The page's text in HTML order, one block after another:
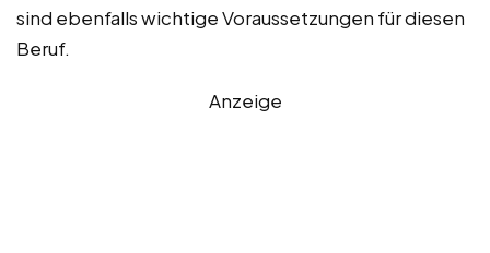
sind ebenfalls wichtige Voraussetzungen für diesen
Beruf.
Anzeige